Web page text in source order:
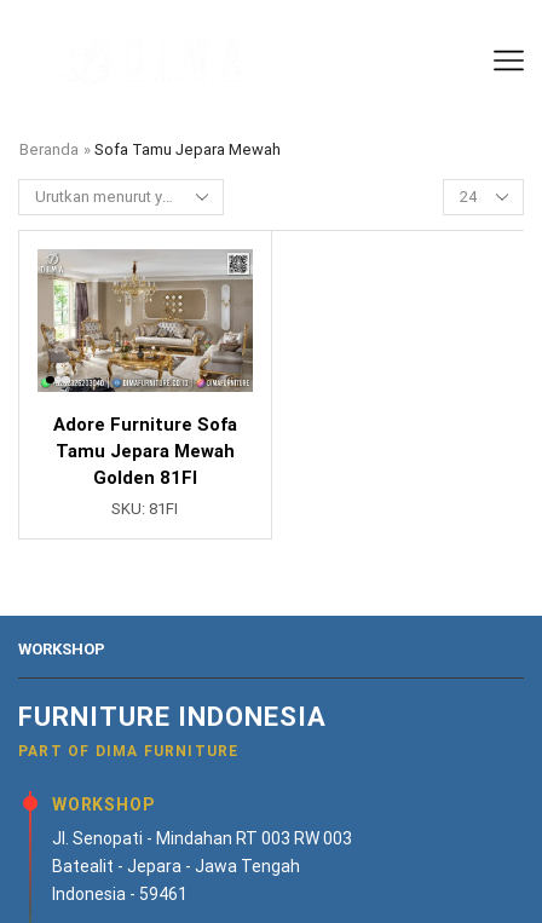
Beranda » Sofa Tamu Jepara Mewah
Adore Furniture Sofa
Tamu Jepara Mewah
Golden 81FI
SKU: 81FI
WORKSHOP
FURNITURE INDONESIA
PART OF DIMA FURNITURE
WORKSHOP
Jl. Senopati - Mindahan RT 003 RW 003
Batealit - Jepara - Jawa Tengah
Indonesia - 59461